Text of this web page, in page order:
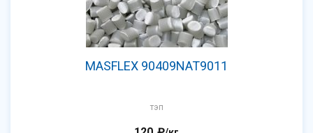
MASFLEX 90409NAT9011
тэп